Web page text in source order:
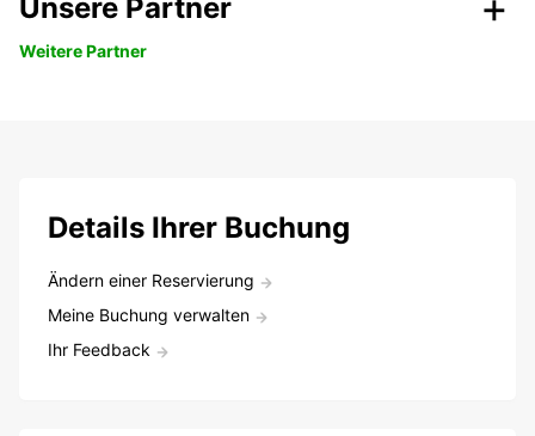
Unsere Partner
Weitere Partner
Details Ihrer Buchung
Ändern einer Reservierung
Meine Buchung verwalten
Ihr Feedback